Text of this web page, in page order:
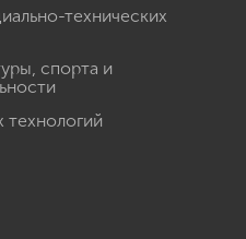
технических
спорта и